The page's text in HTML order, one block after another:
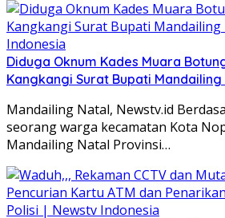
Diduga Oknum Kades Muara
Kangkangi Surat Bupati Mandailing
Mandailing Natal, Newstv.id
seorang warga kecamatan Kota
Mandailing Natal Provinsi…